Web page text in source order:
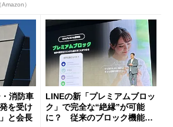
）
消防車
を受け
と会長
LINEの新「プレミアムブロッ
ク」で完全な“絶縁”が可能
に？ 従来のブロック機能と